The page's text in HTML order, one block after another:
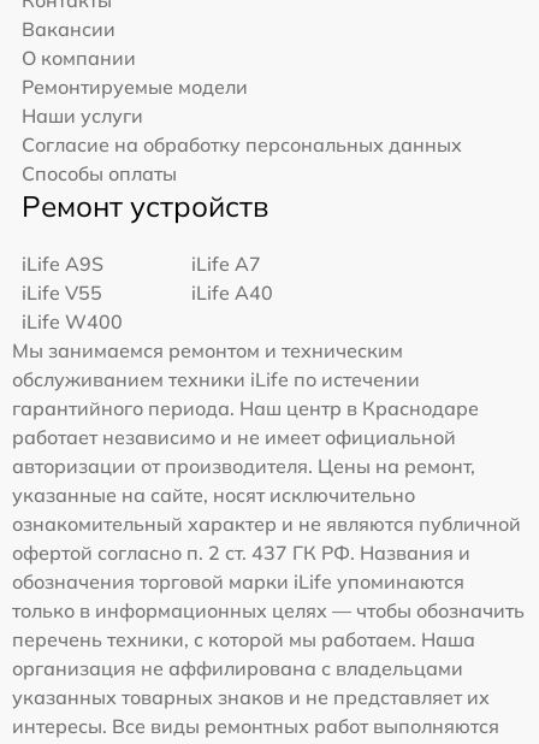
Вакансии
О компании
Ремонтируемые модели
Наши услуги
Согласие на обработку персональных данных
Способы оплаты
Ремонт устройств
iLife A9S
iLife A7
iLife V55
iLife A40
iLife W400
Мы занимаемся ремонтом и техническим
обслуживанием техники iLife по истечении
гарантийного периода. Наш центр в Краснодаре
работает независимо и не имеет официальной
авторизации от производителя. Цены на ремонт,
указанные на сайте, носят исключительно
ознакомительный характер и не являются публичной
офертой согласно п. 2 ст. 437 ГК РФ. Названия и
обозначения торговой марки iLife упоминаются
только в информационных целях — чтобы обозначить
перечень техники, с которой мы работаем. Наша
организация не аффилирована с владельцами
указанных товарных знаков и не представляет их
интересы. Все виды ремонтных работ выполняются